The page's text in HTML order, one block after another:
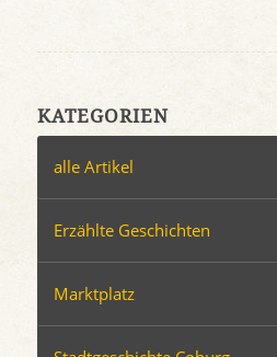
KATEGORIEN
alle Artikel
Erzählte Geschichten
Marktplatz